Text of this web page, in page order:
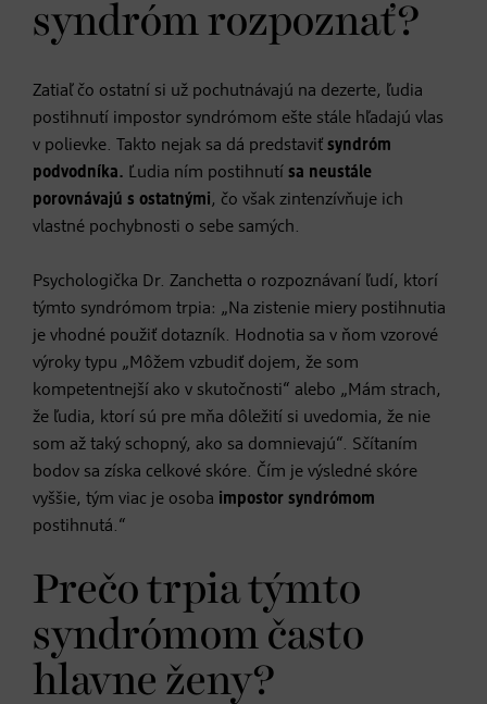
syndróm rozpoznať?
Zatiaľ čo ostatní si už pochutnávajú na dezerte, ľudia
postihnutí impostor syndrómom ešte stále hľadajú vlas
v polievke. Takto nejak sa dá predstaviť syndróm
podvodníka. Ľudia ním postihnutí sa neustále
porovnávajú s ostatnými, čo však zintenzívňuje ich
vlastné pochybnosti o sebe samých.
Psychologička Dr. Zanchetta o rozpoznávaní ľudí, ktorí
týmto syndrómom trpia: „Na zistenie miery postihnutia
je vhodné použiť dotazník. Hodnotia sa v ňom vzorové
výroky typu „Môžem vzbudiť dojem, že som
kompetentnejší ako v skutočnosti“ alebo „Mám strach,
že ľudia, ktorí sú pre mňa dôležití si uvedomia, že nie
som až taký schopný, ako sa domnievajú“. Sčítaním
bodov sa získa celkové skóre. Čím je výsledné skóre
vyššie, tým viac je osoba impostor syndrómom
postihnutá.“
Prečo trpia týmto
syndrómom často
hlavne ženy?